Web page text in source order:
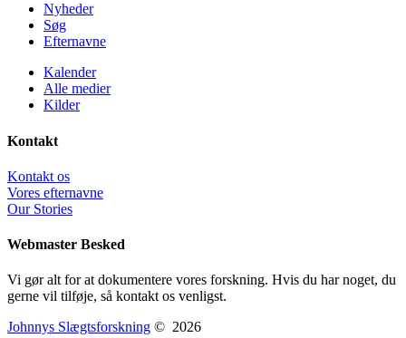
Nyheder
Søg
Efternavne
Kalender
Alle medier
Kilder
Kontakt
Kontakt os
Vores efternavne
Our Stories
Webmaster Besked
Vi gør alt for at dokumentere vores forskning. Hvis du har noget, du
gerne vil tilføje, så kontakt os venligst.
Johnnys Slægtsforskning © 2026